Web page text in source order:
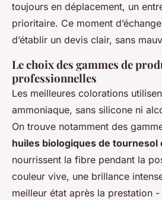
toujours en déplacement, un
prioritaire. Ce moment
d’établir un devis clair, sans
Le choix des gammes de
professionnelles
Les meilleures colorations
ammoniaque, sans silicone ni
On trouve notamment des
huiles biologiques de tournesol
nourrissent la fibre pendant la
couleur vive, une brillance
meilleur état après la prestation